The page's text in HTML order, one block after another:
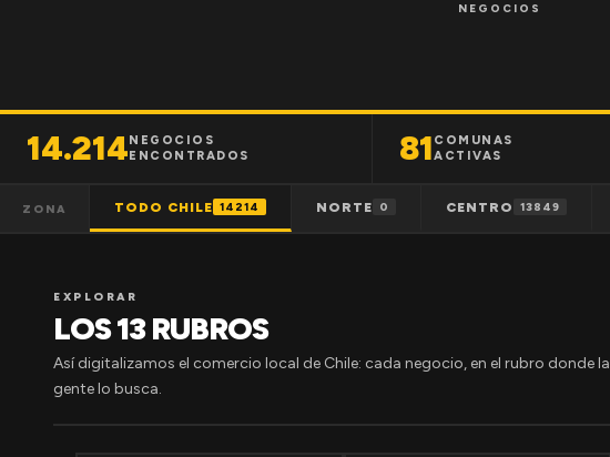
NEGOCIOS
14.214NEGOCIOS
ENCONTRADOS
81COMUNAS
ACTIVAS
ZONA TODO CHILE 14214 NORTE 0 CENTRO 13849
EXPLORAR
LOS 13 RUBROS
Así digitalizamos el comercio local de Chile: cada negocio, en el rubro donde la
gente lo busca.